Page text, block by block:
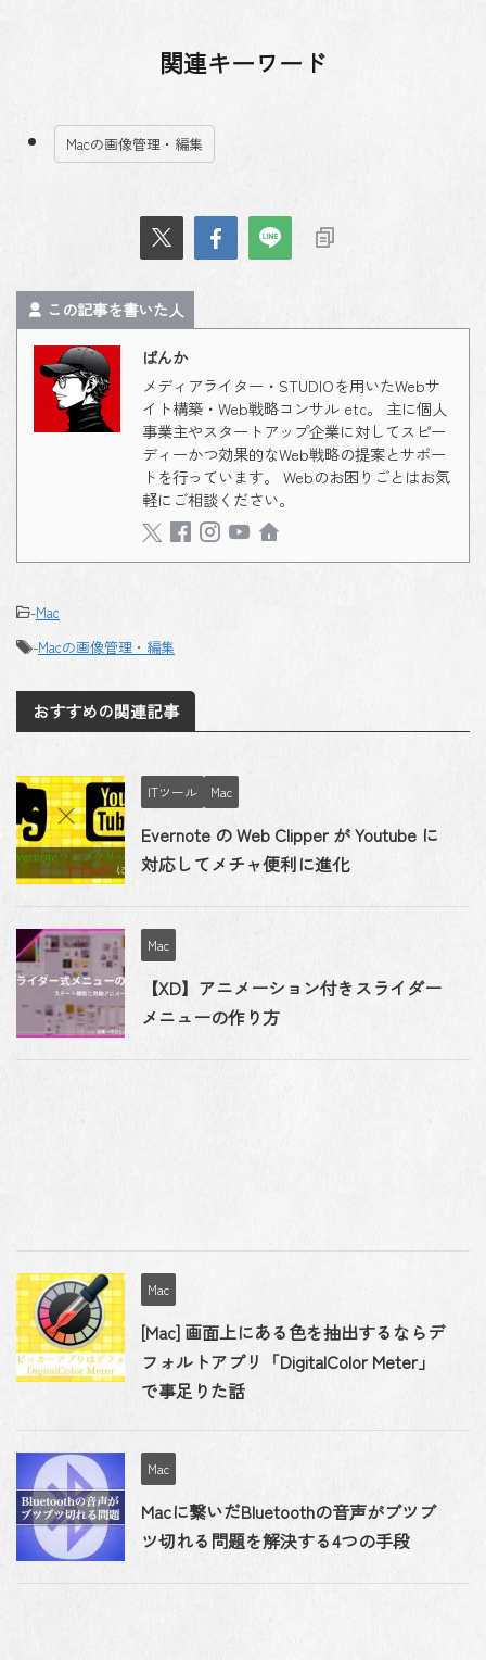
関連キーワード
Macの画像管理・編集
この記事を書いた人
ばんか
メディアライター・STUDIOを用いたWebサ
イト構築・Web戦略コンサル etc。 主に個人
事業主やスタートアップ企業に対してスピー
ディーかつ効果的なWeb戦略の提案とサポー
トを行っています。 Webのお困りごとはお気
軽にご相談ください。
-Mac
-Macの画像管理・編集
おすすめの関連記事
ITツール Mac
Evernote の Web Clipper が Youtube に
対応してメチャ便利に進化
Mac
【XD】アニメーション付きスライダー
メニューの作り方
Mac
[Mac] 画面上にある色を抽出するならデ
フォルトアプリ「DigitalColor Meter」
で事足りた話
Mac
Macに繋いだBluetoothの音声がブツブ
ツ切れる問題を解決する4つの手段